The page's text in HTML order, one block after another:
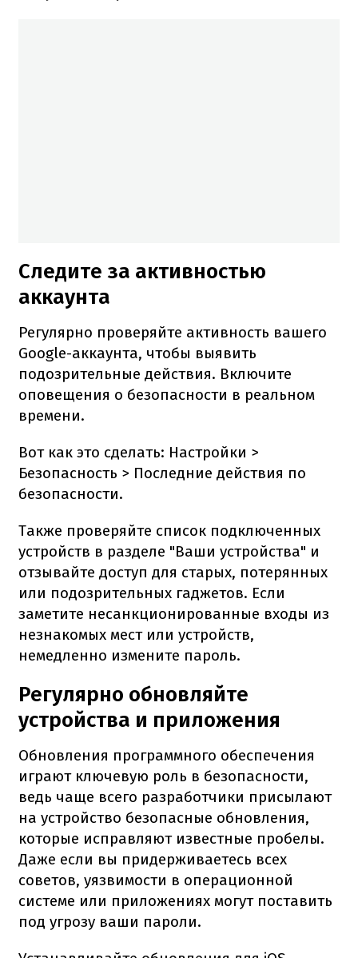
Следите за активностью
аккаунта
Регулярно проверяйте активность вашего
Google-аккаунта, чтобы выявить
подозрительные действия. Включите
оповещения о безопасности в реальном
времени.
Вот как это сделать: Настройки >
Безопасность > Последние действия по
безопасности.
Также проверяйте список подключенных
устройств в разделе "Ваши устройства" и
отзывайте доступ для старых, потерянных
или подозрительных гаджетов. Если
заметите несанкционированные входы из
незнакомых мест или устройств,
немедленно измените пароль.
Регулярно обновляйте
устройства и приложения
Обновления программного обеспечения
играют ключевую роль в безопасности,
ведь чаще всего разработчики присылают
на устройство безопасные обновления,
которые исправляют известные пробелы.
Даже если вы придерживаетесь всех
советов, уязвимости в операционной
системе или приложениях могут поставить
под угрозу ваши пароли.